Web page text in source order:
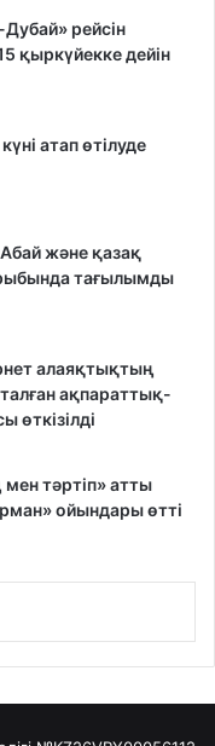
рейсін
қыркүйекке дейін
атап өтілуде
және қазақ
тағылымды
алаяқтықтың
ақпараттық-
өткізілді
тәртіп» атты
ойындары өтті